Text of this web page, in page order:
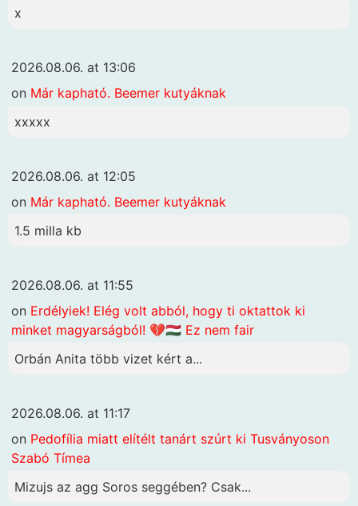
x
2026.08.06. at 13:06
on Már kapható. Beemer kutyáknak
xxxxx
2026.08.06. at 12:05
on Már kapható. Beemer kutyáknak
1.5 milla kb
2026.08.06. at 11:55
on Erdélyiek! Elég volt abból, hogy ti oktattok ki
minket magyarságból! 💔🇭🇺 Ez nem fair
Orbán Anita több vizet kért a...
2026.08.06. at 11:17
on Pedofília miatt elítélt tanárt szúrt ki Tusványoson
Szabó Tímea
Mizujs az agg Soros seggében? Csak...